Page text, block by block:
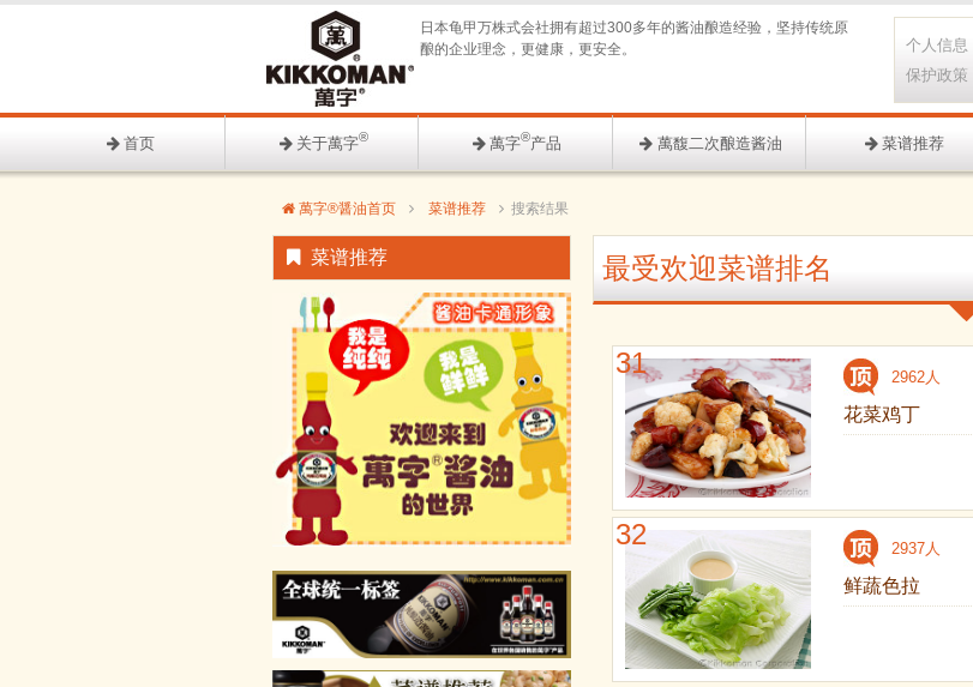
个人信息
保护政策
日本龟甲万株式会社拥有超过300多年的酱油酿造经验，坚持传统原
酿的企业理念，更健康，更安全。
首页 关于萬字® 萬字®产品 萬馥二次酿造酱油 菜谱推荐
萬字®醤油首页 菜谱推荐 搜索结果
最受欢迎菜谱排名
31 2962人
花菜鸡丁
32 2937人
鲜蔬色拉
菜谱推荐